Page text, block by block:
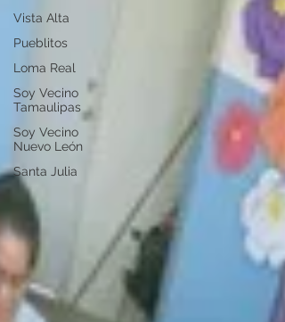
Vista Alta
Pueblitos
Loma Real
Soy Vecino
Tamaulipas
Soy Vecino
Nuevo León
Santa Julia